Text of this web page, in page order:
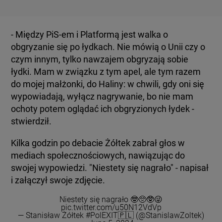
- Między PiS-em i Platformą jest walka o
obgryzanie się po łydkach. Nie mówią o Unii czy o
czym innym, tylko nawzajem obgryzają sobie
łydki. Mam w związku z tym apel, ale tym razem
do mojej małżonki, do Haliny: w chwili, gdy oni się
wypowiadają, wyłącz nagrywanie, bo nie mam
ochoty potem oglądać ich obgryzionych łydek -
stwierdził.
Kilka godzin po debacie Żółtek zabrał głos w
mediach społecznościowych, nawiązując do
swojej wypowiedzi. "Niestety się nagrało" - napisał
i załączył swoje zdjęcie.
Niestety się nagrało 🤓🥺🥸😜
pic.twitter.com/u50N12VdVp
— Stanisław Żółtek #PolEXIT🇵🇱 (@StanislawZoltek)